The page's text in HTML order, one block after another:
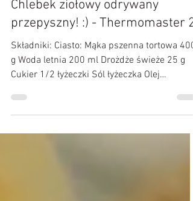
7 lut 2022
Chlebek ziołowy odrywany
przepyszny! :) - Thermomaster 2
Składniki: Ciasto: Mąka pszenna tortowa 400
Cukier 1/2 łyżeczki Sól łyżeczka Olej
rzepakowy 30 g...